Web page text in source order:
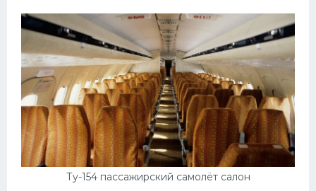
Ту-154 пассажирский самолёт салон
Кавасаки
Инфинити
ЛУАЗ
Фиат
Ситроен
Субару